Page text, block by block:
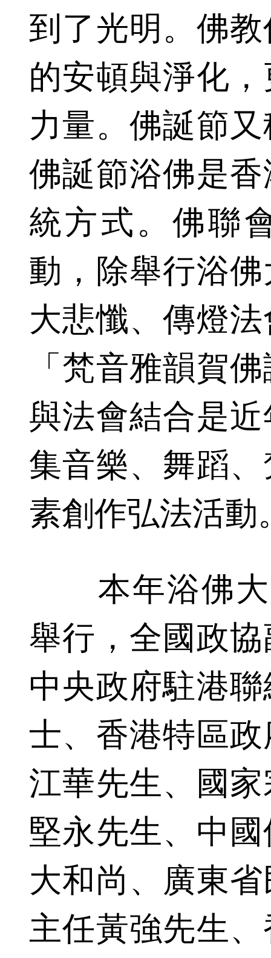
到了光明。佛
的安頓與淨化
力量。佛誕節
佛誕節浴佛是
統方式。佛聯
動，除舉行浴
大悲懺、傳燈
「梵音雅韻賀
與法會結合是
集音樂、舞蹈
素創作弘法活動
本年浴佛大
舉行，全國政
中央政府駐港
士、香港特區
江華先生、國
堅永先生、中
大和尚、廣東
主任黃強先生